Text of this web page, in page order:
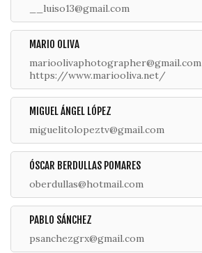
__luiso13@gmail.com
MARIO OLIVA
marioolivaphotographer@gmail.com
https://www.mariooliva.net/
MIGUEL ÁNGEL LÓPEZ
miguelitolopeztv@gmail.com
ÓSCAR BERDULLAS POMARES
oberdullas@hotmail.com
PABLO SÁNCHEZ
psanchezgrx@gmail.com